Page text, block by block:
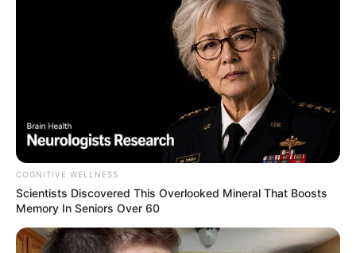
COGNITIVE WELLNESS
Scientists Discovered This Overlooked Mineral That Boosts
Memory In Seniors Over 60